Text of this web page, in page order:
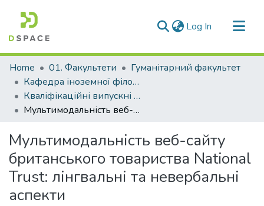
Log In (current)
Communities & Collections
All of DSpace
Statistics
Home 01. Факультети
Гуманітарний факультет
Кафедра іноземної філології та перекладу (Кафедра ІФ та П)
Кваліфікаційні випускні роботи здобувачів вищої освіти кафедри ІФ та П
Мультимодальність веб-сайту британського товариства National Trust: лінгвальні та невербальні аспекти
Мультимодальність веб-сайту
британського товариства National
Trust: лінгвальні та невербальні
аспекти